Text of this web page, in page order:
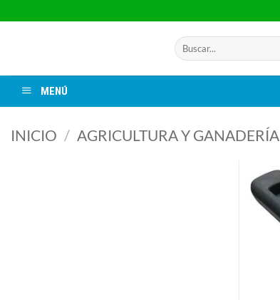
al
Buscar
por:
MENÚ
INICIO / AGRICULTURA Y GANADERÍA